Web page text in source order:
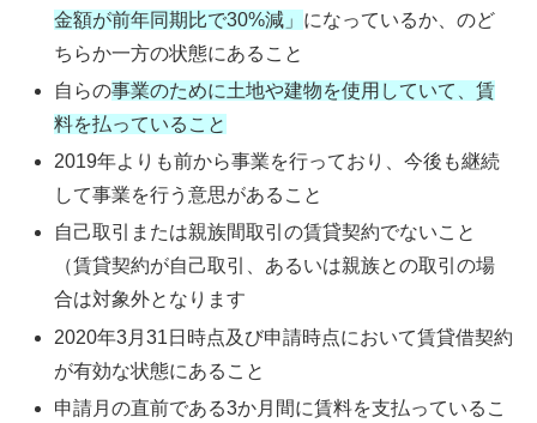
金額が前年同期比で30%減」 になっているか、のど
ちらか一方の状態にあること
自らの事業のために土地や建物を使用していて、賃
料を払っていること
2019年よりも前から事業を行っており、今後も継続
して事業を行う意思があること
自己取引または親族間取引の賃貸契約でないこと
（賃貸契約が自己取引、あるいは親族との取引の場
合は対象外となります
2020年3月31日時点及び申請時点において賃貸借契約
が有効な状態にあること
申請月の直前である3か月間に賃料を支払っているこ